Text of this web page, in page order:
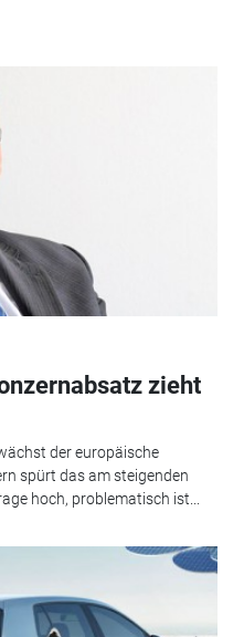
zieht
der europäische
spürt das am steigenden
hoch, problematisch ist...